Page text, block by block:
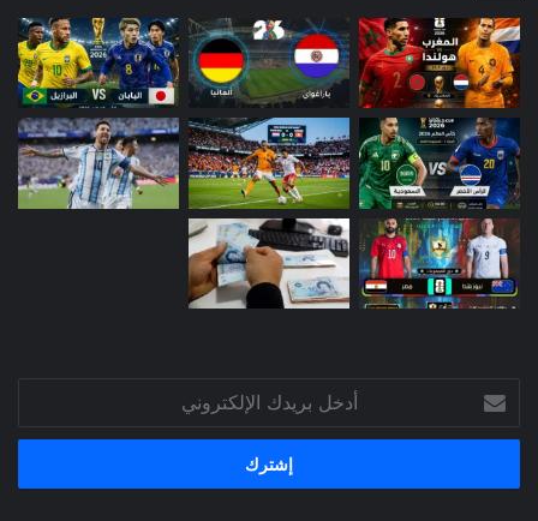
بريدك
الإلكتروني